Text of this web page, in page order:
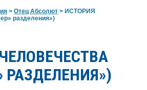
>Отец Абсолют >ИСТОРИЯ
разделения»)
РАЗДЕЛЕНИЯ»)